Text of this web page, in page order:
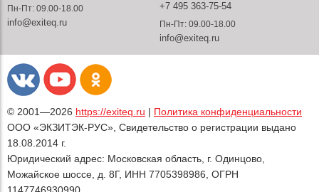
Пн-Пт: 09.00-18.00
info@exiteq.ru
+7 495 363-75-54
Пн-Пт: 09.00-18.00
info@exiteq.ru
© 2001—2026 https://exiteq.ru | Политика конфиденциальности
ООО «ЭКЗИТЭК-РУС», Свидетельство о регистрации выдано
18.08.2014 г.
Юридический адрес: Московская область, г. Одинцово,
Можайское шоссе, д. 8Г, ИНН 7705398986, ОГРН